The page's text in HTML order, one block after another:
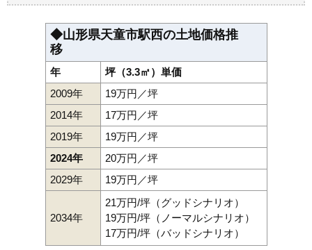
◆山形県天童市駅西の土地価格推
移
年
坪（3.3㎡）単価
2009年
19万円／坪
2014年
17万円／坪
2019年
19万円／坪
2024年
20万円／坪
2029年
19万円／坪
2034年
21万円/坪（グッドシナリオ）
19万円/坪（ノーマルシナリオ）
17万円/坪（バッドシナリオ）